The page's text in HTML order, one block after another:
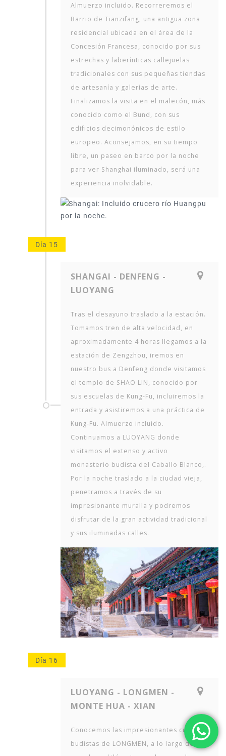
Almuerzo incluido. Recorreremos el
Barrio de Tianzifang, una antigua zona
residencial ubicada en el área de la
Concesión Francesa, conocido por sus
estrechas y laberínticas callejuelas
tradicionales con sus pequeñas tiendas
de artesanía y galerías de arte.
Finalizamos la visita en el malecón, más
conocido como el Bund, con sus
edificios decimonónicos de estilo
europeo. Aconsejamos, en su tiempo
libre, un paseo en barco por la noche
para ver Shanghai iluminado, será una
experiencia inolvidable.
Día 15
SHANGAI - DENFENG -
LUOYANG
Tras el desayuno traslado a la estación.
Tomamos tren de alta velocidad, en
aproximadamente 4 horas llegamos a la
estación de Zengzhou, iremos en
nuestro bus a Denfeng donde visitamos
el templo de SHAO LIN, conocido por
sus escuelas de Kung-Fu, incluiremos la
entrada y asistiremos a una práctica de
Kung-Fu. Almuerzo incluido.
Continuamos a LUOYANG donde
visitamos el extenso y activo
monasterio budista del Caballo Blanco,.
Por la noche traslado a la ciudad vieja,
penetramos a través de su
impresionante muralla y podremos
disfrutar de la gran actividad tradicional
y sus iluminadas calles.
Día 16
LUOYANG - LONGMEN -
MONTE HUA - XIAN
Conocemos las impresionantes cuevas
budistas de LONGMEN, a lo largo de